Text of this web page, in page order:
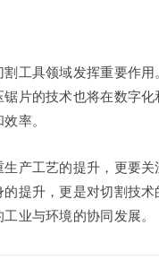
工具领域发挥重要作
片的技术也将在数字
率。
产工艺的提升，更要
提升，更是对切割技
业与环境的协同发展。